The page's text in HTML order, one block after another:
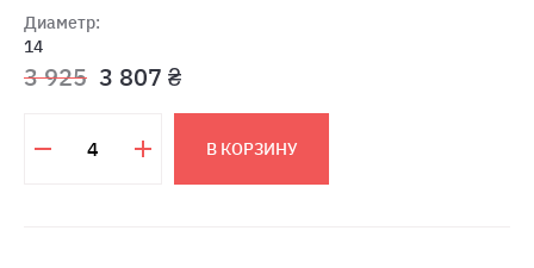
Диаметр:
14
3 925 3 807 ₴
В КОРЗИНУ